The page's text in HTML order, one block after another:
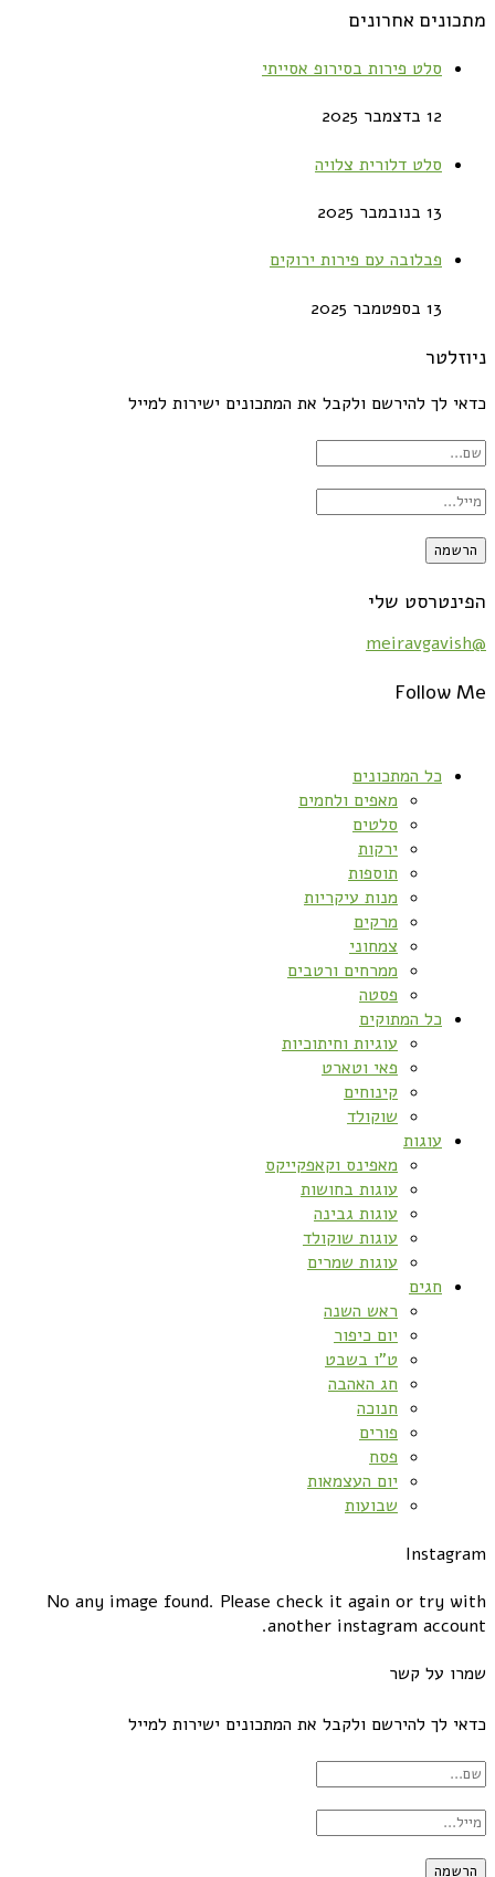
מתכונים אחרונים
סלט פירות בסירופ אסייתי
12 בדצמבר 2025
סלט דלורית צלויה
13 בנובמבר 2025
פבלובה עם פירות ירוקים
13 בספטמבר 2025
ניוזלטר
כדאי לך להירשם ולקבל את המתכונים ישירות למייל
הפינטרסט שלי
@meiravgavish
Follow Me
כל המתכונים
מאפים ולחמים
סלטים
ירקות
תוספות
מנות עיקריות
מרקים
צמחוני
ממרחים ורטבים
פסטה
כל המתוקים
עוגיות וחיתוכיות
פאי וטארט
קינוחים
שוקולד
עוגות
מאפינס וקאפקייקס
עוגות בחושות
עוגות גבינה
עוגות שוקולד
עוגות שמרים
חגים
ראש השנה
יום כיפור
ט”ו בשבט
חג האהבה
חנוכה
פורים
פסח
יום העצמאות
שבועות
Instagram
No any image found. Please check it again or try with
another instagram account.
שמרו על קשר
כדאי לך להירשם ולקבל את המתכונים ישירות למייל